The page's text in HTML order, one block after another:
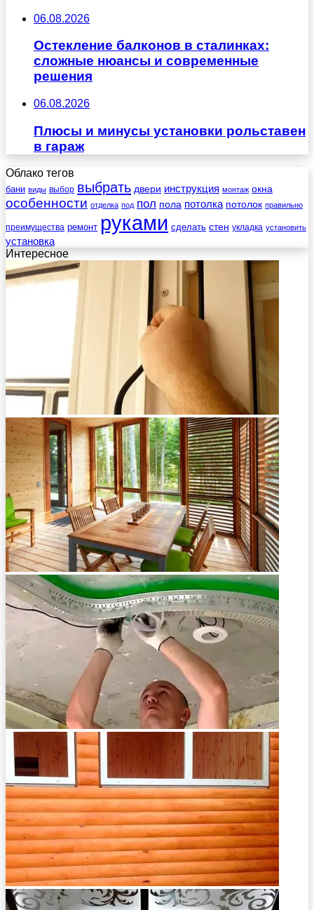
06.08.2026
Остекление балконов в сталинках:
сложные нюансы и современные
решения
06.08.2026
Плюсы и минусы установки рольставен
в гараж
Облако тегов
бани виды выбор выбрать двери инструкция монтаж окна
особенности отделка под пол пола потолка потолок правильно
преимущества ремонт руками сделать стен укладка установить
установка
Интересное